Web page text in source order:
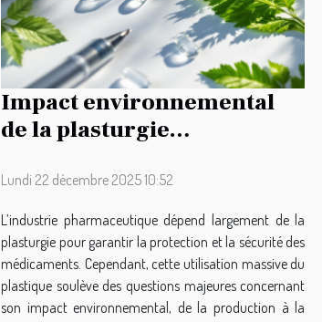
Impact environnemental
de la plasturgie
innovations et défis
Lundi 22 décembre 2025 10:52
L’industrie pharmaceutique dépend largement de la
plasturgie pour garantir la protection et la sécurité des
médicaments. Cependant, cette utilisation massive du
plastique soulève des questions majeures concernant
son impact environnemental, de la production à la